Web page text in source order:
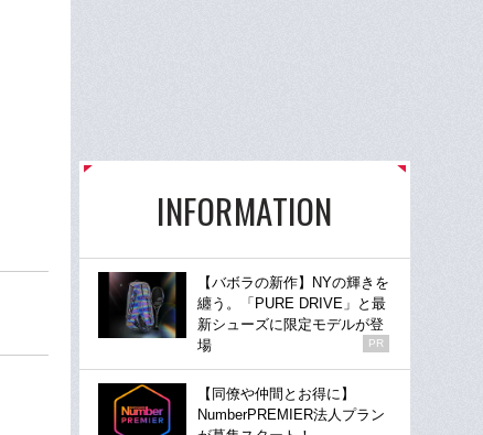
INFORMATION
【バボラの新作】NYの輝きを
纏う。「PURE DRIVE」と最
新シューズに限定モデルが登
場
PR
【同僚や仲間とお得に】
NumberPREMIER法人プラン